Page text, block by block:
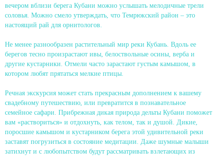
вечером вблизи берега Кубани можно услышать мелодичные трели
соловья. Можно смело утверждать, что Темрюкский район – это
настоящий рай для орнитологов.
Не менее разнообразен растительный мир реки Кубань. Вдоль ее
берегов тесно произрастают ивы, белоствольные осины, верба и
другие кустарники. Отмели часто зарастают густым камышом, в
котором любят прятаться мелкие птицы.
Речная экскурсия может стать прекрасным дополнением к вашему
свадебному путешествию, или превратится в познавательное
семейное сафари. Прибрежная дикая природа дельты Кубани поможет
вам «раствориться» и отдохнуть, как телом, так и душой. Дикие,
поросшие камышом и кустарником берега этой удивительной реки
заставят погрузиться в состояние медитации. Даже шумные малыши
затихнут и с любопытством будут рассматривать взлетающих из